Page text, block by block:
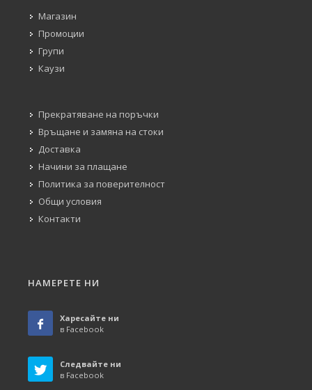
Магазин
Промоции
Групи
Каузи
Прекратяване на поръчки
Връщане и замяна на стоки
Доставка
Начини за плащане
Политика за поверителност
Общи условия
Контакти
НАМЕРЕТЕ НИ
Харесайте ни
в Facebook
Следвайте ни
в Facebook